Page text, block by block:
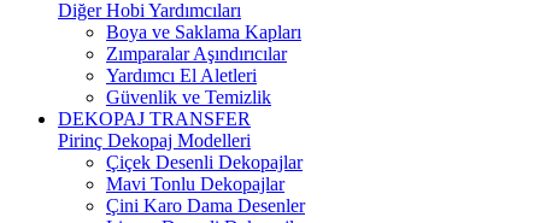
Diğer Hobi Yardımcıları
Boya ve Saklama Kapları
Zımparalar Aşındırıcılar
Yardımcı El Aletleri
Güvenlik ve Temizlik
DEKOPAJ TRANSFER
Pirinç Dekopaj Modelleri
Çiçek Desenli Dekopajlar
Mavi Tonlu Dekopajlar
Çini Karo Dama Desenler